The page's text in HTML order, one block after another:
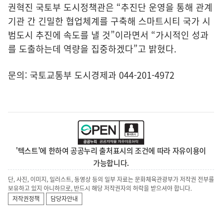
권혁진 국토부 도시정책관은 “추진단 운영을 통해 관계
기관 간 긴밀한 협업체계를 구축해 스마트시티 국가 시
범도시 추진에 속도를 낼 것”이라면서 “가시적인 성과
를 도출하는데 역량을 집중하겠다”고 밝혔다.
문의: 국토교통부 도시경제과 044-201-4972
'텍스트'에 한하여 공공누리 출처표시의 조건에 따라 자유이용이
가능합니다.
단, 사진, 이미지, 일러스트, 동영상 등의 일부 자료는 문화체육관광부가 저작권 전부를
보유하고 있지 아니하므로, 반드시 해당 저작권자의 허락을 받으셔야 합니다.
저작권정책
담당자안내